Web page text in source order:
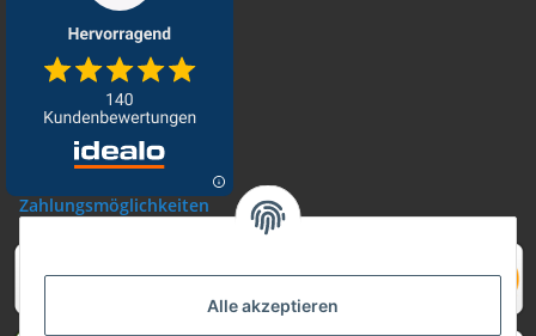
Alle akzeptieren
Zahlungsmöglichkeiten